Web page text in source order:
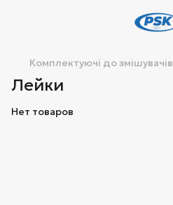
Комплектуючі до змішувачів
Лейки
Нет товаров